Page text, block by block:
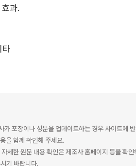
과.
타
포장이나 성분을 업데이트하는 경우 사이트에
을 함께 확인해 주세요.
세한 원문 내용 확인은 제조사 홈페이지 등을 확인
기 바랍니다.